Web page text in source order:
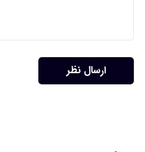
ارسال نظر